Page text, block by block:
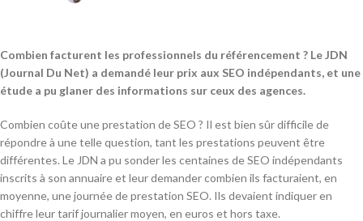
Combien facturent les professionnels du référencement ? Le JDN
(Journal Du Net) a demandé leur prix aux SEO indépendants, et une
étude a pu glaner des informations sur ceux des agences.
Combien coûte une prestation de SEO ? Il est bien sûr difficile de
répondre à une telle question, tant les prestations peuvent être
différentes. Le JDN a pu sonder les centaines de SEO indépendants
inscrits à son annuaire et leur demander combien ils facturaient, en
moyenne, une journée de prestation SEO. Ils devaient indiquer en
chiffre leur tarif journalier moyen, en euros et hors taxe.